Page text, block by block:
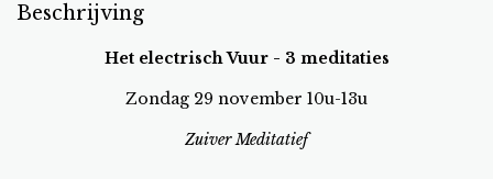
Beschrijving
Het electrisch Vuur - 3 meditaties
Zondag 29 november 10u-13u
Zuiver Meditatief